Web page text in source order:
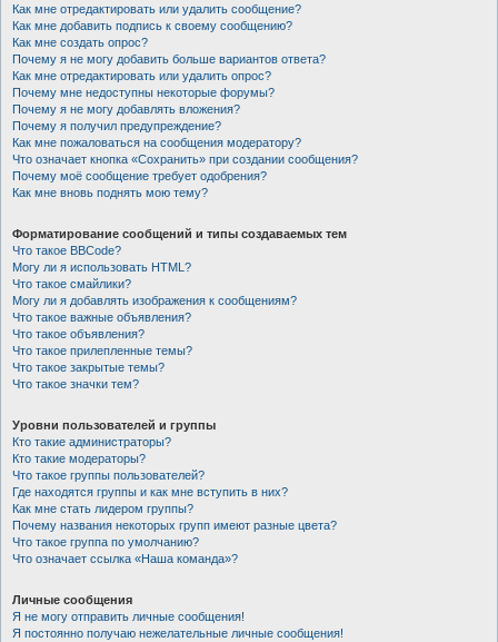
Как мне отредактировать или удалить сообщение?
Как мне добавить подпись к своему сообщению?
Как мне создать опрос?
Почему я не могу добавить больше вариантов ответа?
Как мне отредактировать или удалить опрос?
Почему мне недоступны некоторые форумы?
Почему я не могу добавлять вложения?
Почему я получил предупреждение?
Как мне пожаловаться на сообщения модератору?
Что означает кнопка «Сохранить» при создании сообщения?
Почему моё сообщение требует одобрения?
Как мне вновь поднять мою тему?
Форматирование сообщений и типы создаваемых тем
Что такое BBCode?
Могу ли я использовать HTML?
Что такое смайлики?
Могу ли я добавлять изображения к сообщениям?
Что такое важные объявления?
Что такое объявления?
Что такое прилепленные темы?
Что такое закрытые темы?
Что такое значки тем?
Уровни пользователей и группы
Кто такие администраторы?
Кто такие модераторы?
Что такое группы пользователей?
Где находятся группы и как мне вступить в них?
Как мне стать лидером группы?
Почему названия некоторых групп имеют разные цвета?
Что такое группа по умолчанию?
Что означает ссылка «Наша команда»?
Личные сообщения
Я не могу отправить личные сообщения!
Я постоянно получаю нежелательные личные сообщения!